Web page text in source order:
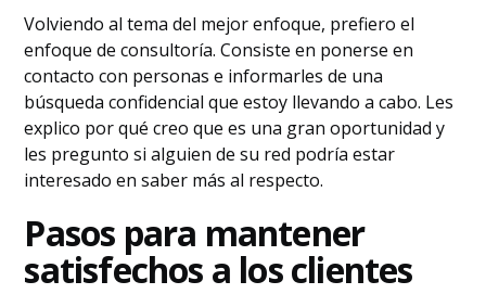
Volviendo al tema del mejor enfoque, prefiero el
enfoque de consultoría. Consiste en ponerse en
contacto con personas e informarles de una
búsqueda confidencial que estoy llevando a cabo. Les
explico por qué creo que es una gran oportunidad y
les pregunto si alguien de su red podría estar
interesado en saber más al respecto.
Pasos para mantener
satisfechos a los clientes